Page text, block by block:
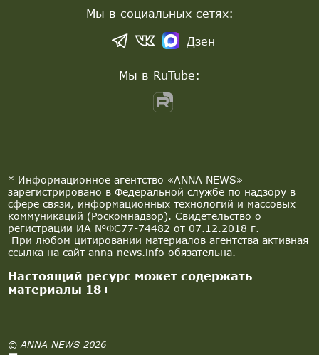
* Информационное агентство «ANNA NEWS»
зарегистрировано в Федеральной службе по надзору в
сфере связи, информационных технологий и массовых
коммуникаций (Роскомнадзор). Свидетельство о
регистрации ИА №ФС77-74482 от 07.12.2018 г.
При любом цитировании материалов агентства активная
ссылка на сайт anna-news.info обязательна.
Настоящий ресурс может содержать
материалы 18+
© ANNA NEWS 2026
Мы в социальных сетях:
Дзен
Мы в RuTube: